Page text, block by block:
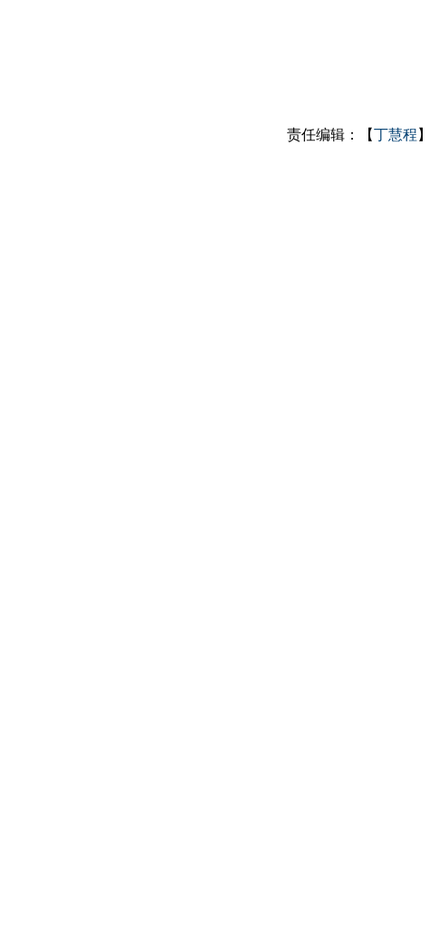
责任编辑：【丁慧程 】